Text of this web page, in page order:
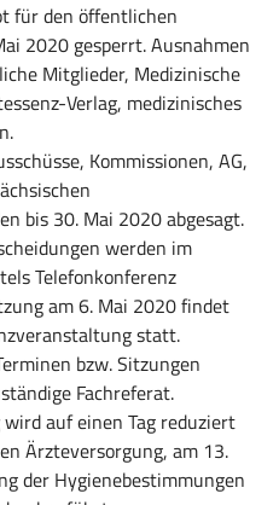
für den öffentlichen
2020 gesperrt. Ausnahmen
Mitglieder, Medizinische
Verlag, medizinisches
Kommissionen, AG,
bis 30. Mai 2020 abgesagt.
werden im
Telefonkonferenz
am 6. Mai 2020 findet
statt.
bzw. Sitzungen
Fachreferat.
wird auf einen Tag reduziert
Ärzteversorgung, am 13.
der Hygienebestimmungen